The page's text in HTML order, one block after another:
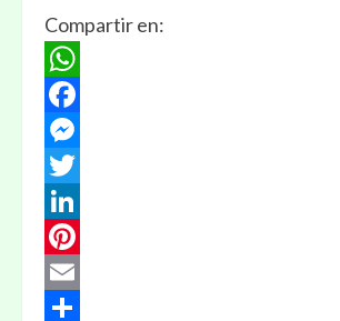
Compartir en:
WhatsApp
Facebook
Messenger
Twitter
LinkedIn
Pinterest
Email